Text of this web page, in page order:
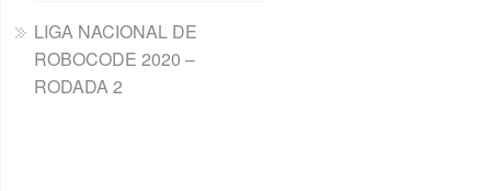
LIGA NACIONAL DE
ROBOCODE 2020 –
RODADA 2